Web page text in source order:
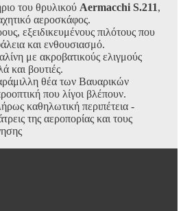
του θρυλικού Aermacchi S.211,
αεροσκάφος.
εξειδικευμένους πιλότους που
και ενθουσιασμό.
με ακροβατικούς ελιγμούς
και βουτιές.
θέα των Βαυαρικών
που λίγοι βλέπουν.
καθηλωτική περιπέτεια -
της αεροπορίας και τους